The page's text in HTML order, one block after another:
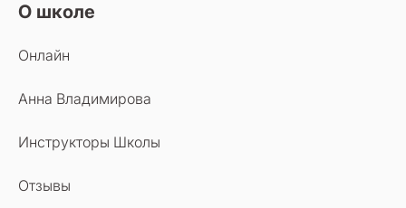
О школе
Онлайн
Анна Владимирова
Инструкторы Школы
Отзывы